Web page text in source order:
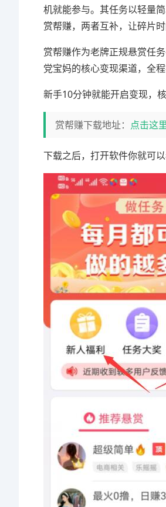
机就能参与。其任务以轻量
赏帮赚，两者互补，让碎片时
赏帮赚作为老牌正规悬赏任
党宝妈的核心变现渠道，全
新手10分钟就能开启变现，
赏帮赚下载地址： 点击这
下载之后，打开软件你就可